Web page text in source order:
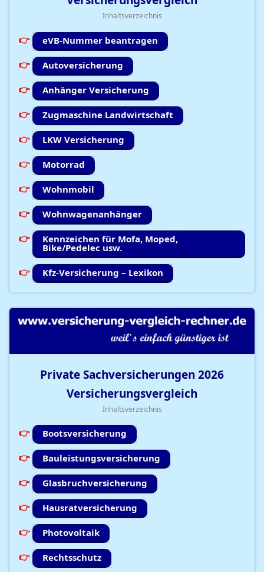
Inhaltsverzeichnis
eVB-Nummer beantragen
Autoversicherung
Anhänger Versicherung
Zugmaschine Landwirtschaft
LKW Versicherung
Motorrad
Wohnmobil
Wohnwagenanhänger
Kennzeichen für Mofa, Moped,
Bike/Pedelec usw.
Kfz-Versicherung – Lexikon
Private Sachversicherungen 2026
Versicherungsvergleich
Inhaltsverzeichnis
Bootsversicherung
Bauleistungsversicherung
Glasbruchversicherung
Hausratversicherung
Photovoltaik
Rechtsschutz